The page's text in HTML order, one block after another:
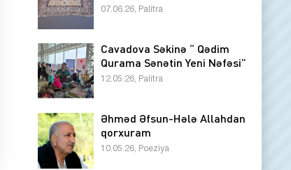
07.06.26, Palitra
Cavadova Səkinə “ Qədim
Qurama Sənətin Yeni Nəfəsi”
12.05.26, Palitra
Əhməd Əfsun-Hələ Allahdan
qorxuram
10.05.26, Poeziya